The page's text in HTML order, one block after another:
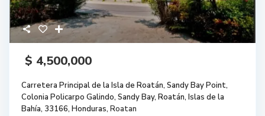
$ 4,500,000
Carretera Principal de la Isla de Roatán, Sandy Bay Point,
Colonia Policarpo Galindo, Sandy Bay, Roatán, Islas de la
Bahía, 33166, Honduras, Roatan